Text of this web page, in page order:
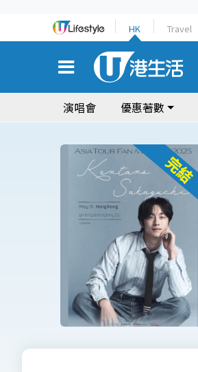
HK Travel
演唱會 優惠著數